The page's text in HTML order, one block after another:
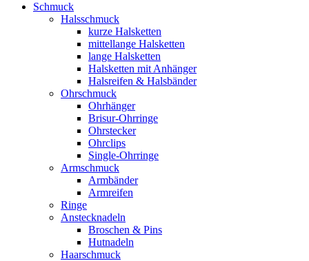
Schmuck
Halsschmuck
kurze Halsketten
mittellange Halsketten
lange Halsketten
Halsketten mit Anhänger
Halsreifen & Halsbänder
Ohrschmuck
Ohrhänger
Brisur-Ohrringe
Ohrstecker
Ohrclips
Single-Ohrringe
Armschmuck
Armbänder
Armreifen
Ringe
Anstecknadeln
Broschen & Pins
Hutnadeln
Haarschmuck